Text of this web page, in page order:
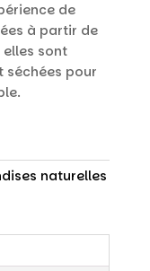
de
à partir de
sont
séchées pour
naturelles